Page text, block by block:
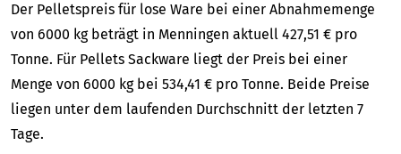
Der Pelletspreis für lose Ware bei einer Abnahmemenge
von 6000 kg beträgt in Menningen aktuell 427,51 € pro
Tonne. Für Pellets Sackware liegt der Preis bei einer
Menge von 6000 kg bei 534,41 € pro Tonne. Beide Preise
liegen unter dem laufenden Durchschnitt der letzten 7
Tage.